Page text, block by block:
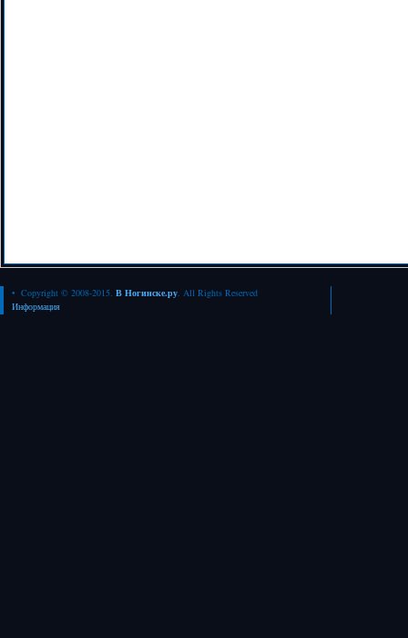
• Copyright © 2008-2015. В Ногинске.ру. All Rights Reserved
Информация